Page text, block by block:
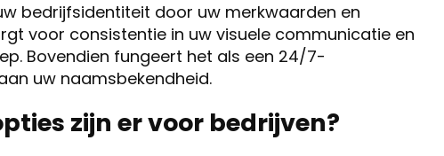
bedrijfsidentiteit door uw merkwaarden en
voor consistentie in uw visuele communicatie en
Bovendien fungeert het als een 24/7-
uw naamsbekendheid.
zijn er voor bedrijven?